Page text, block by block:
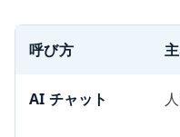
呼び方
AI チャット